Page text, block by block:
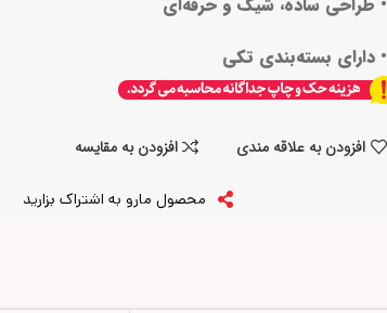
• دارای بسته‌بندی تکی
افزودن به علاقه مندی افزودن به مقایسه
محصول مارو به اشتراک بزارید